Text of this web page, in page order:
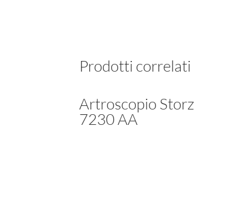
Prodotti correlati
Artroscopio Storz
7230 AA